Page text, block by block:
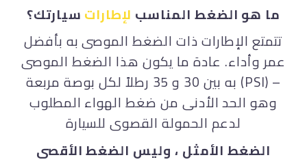
ما هو الضغط المناسب لإطاراتسيارتك؟
تتمتع الإطارات ذات الضغط الموصى به بأفضل
عمر وأداء. عادة ما يكون هذا الضغط الموصى
به بين 30 و 35 رطلاً لكل بوصة مربعة (PSI) –
وهو الحد الأدنى من ضغط الهواء المطلوب
لدعم الحمولة القصوى للسيارة
الضغط الأمثل ، وليس الضغط الأقصى